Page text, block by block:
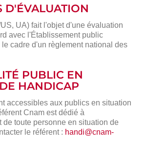
D'ÉVALUATION
UA) fait l'objet d'une évaluation
avec l'Établissement public
cadre d'un règlement national des
PUBLIC EN
HANDICAP
accessibles aux publics en situation
Cnam est dédié à
de toute personne en situation de
le référent : handi@cnam-